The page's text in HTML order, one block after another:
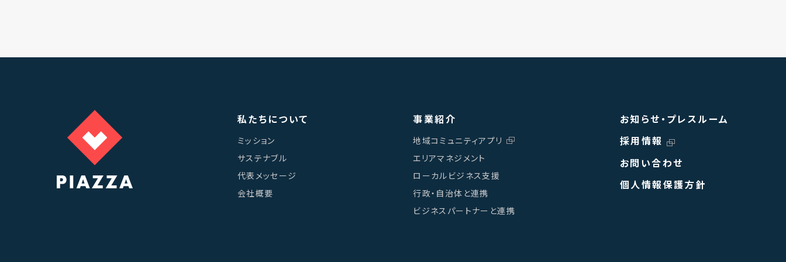
私たちについて
ミッション
サステナブル
代表メッセージ
会社概要
事業紹介
地域コミュニティアプリ
エリアマネジメント
ローカルビジネス支援
行政・自治体と連携
ビジネスパートナーと連携
お知らせ・プレスルーム
採用情報
お問い合わせ
個人情報保護方針